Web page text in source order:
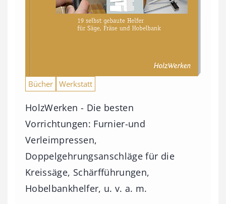
i
s
,
0
Bücher Werkstatt
HolzWerken - Die besten
Vorrichtungen: Furnier-und
Verleimpressen,
Doppelgehrungsanschläge für die
Kreissäge, Schärfführungen,
Hobelbankhelfer, u. v. a. m.